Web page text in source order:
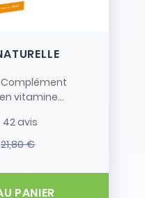
Complément
vitamine...
42avis
de base
21,80 €
PANIER